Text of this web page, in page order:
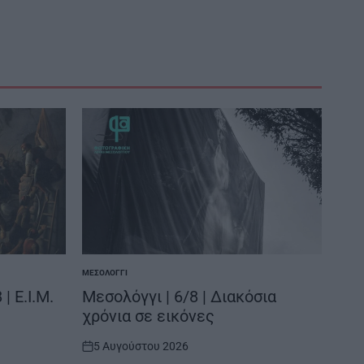
| Ε.Ι.Μ.
POSTED
IN
ΜΕΣΟΛΌΓΓΙ
Μεσολόγγι | 6/8 | Διακόσια
χρόνια σε εικόνες
on
5 Αυγούστου 2026